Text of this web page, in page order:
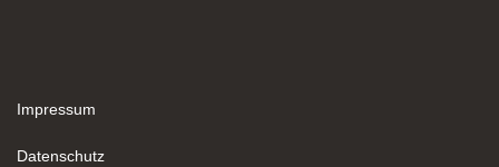
Impressum
Datenschutz